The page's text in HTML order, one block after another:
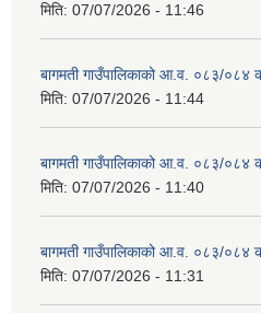
मिति: 07/07/2026 - 11:46
बागमती गाउँपालिकाको आ.व. ०८३/०८४
मिति: 07/07/2026 - 11:44
बागमती गाउँपालिकाको आ.व. ०८३/०८४
मिति: 07/07/2026 - 11:40
बागमती गाउँपालिकाको आ.व. ०८३/०८४
मिति: 07/07/2026 - 11:31